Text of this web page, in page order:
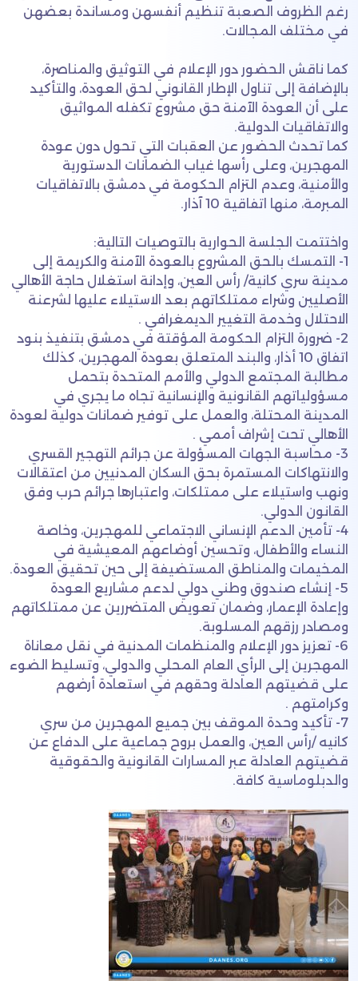
رغم الظروف الصعبة تنظيم أنفسهن ومساندة بعضهن
في مختلف المجالات.
كما ناقش الحضور دور الإعلام في التوثيق والمناصرة،
بالإضافة إلى تناول الإطار القانوني لحق العودة، والتأكيد
على أن العودة الآمنة حق مشروع تكفله المواثيق
والاتفاقيات الدولية.
كما تحدث الحضور عن العقبات التي تحول دون عودة
المهجرين، وعلى رأسها غياب الضمانات الدستورية
والأمنية، وعدم التزام الحكومة في دمشق بالاتفاقيات
المبرمة، منها اتفاقية 10 آذار.
واختتمت الجلسة الحوارية بالتوصيات التالية:
1- التمسك بالحق المشروع بالعودة الآمنة والكريمة إلى
مدينة سري كانية/ رأس العين، وإدانة استغلال حاجة الأهالي
الأصليين وشراء ممتلكاتهم بعد الاستيلاء عليها لشرعنة
الاحتلال وخدمة التغيير الديمغرافي .
2- ضرورة التزام الحكومة المؤقتة في دمشق بتنفيذ بنود
اتفاق 10 أذار، والبند المتعلق بعودة المهجرين، كذلك
مطالبة المجتمع الدولي والأمم المتحدة بتحمل
مسؤولياتهم القانونية والإنسانية تجاه ما يجري في
المدينة المحتلة، والعمل على توفير ضمانات دولية لعودة
الأهالي تحت إشراف أممي .
3- محاسبة الجهات المسؤولة عن جرائم التهجير القسري
والانتهاكات المستمرة بحق السكان المدنيين من اعتقالات
ونهب واستيلاء على ممتلكات، واعتبارها جرائم حرب وفق
القانون الدولي.
4- تأمين الدعم الإنساني الاجتماعي للمهجرين، وخاصة
النساء والأطفال، وتحسين أوضاعهم المعيشية في
المخيمات والمناطق المستضيفة إلى حين تحقيق العودة.
5- إنشاء صندوق وطني دولي لدعم مشاريع العودة
وإعادة الإعمار، وضمان تعويض المتضررين عن ممتلكاتهم
ومصادر رزقهم المسلوبة.
6- تعزيز دور الإعلام والمنظمات المدنية في نقل معاناة
المهجرين إلى الرأي العام المحلي والدولي، وتسليط الضوء
على قضيتهم العادلة وحقهم في استعادة أرضهم
وكرامتهم .
7- تأكيد وحدة الموقف بين جميع المهجرين من سري
كانيه /رأس العين، والعمل بروح جماعية على الدفاع عن
قضيتهم العادلة عبر المسارات القانونية والحقوقية
والدبلوماسية كافة.